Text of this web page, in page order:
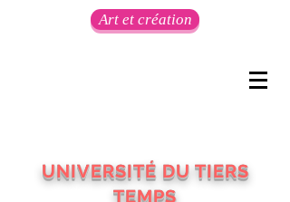
Art et création
UNIVERSITÉ DU TIERS
TEMPS